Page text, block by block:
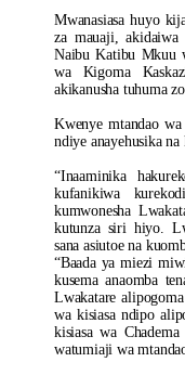
Mwanasiasa huyo
za mauaji,
Naibu Katibu Mkuu
wa Kigoma
akikanusha tuhuma
Kwenye mtandao
ndiye anayehusika
“Inaaminika
kufanikiwa
kumwonesha
kutunza siri hiyo.
sana asiutoe na
“Baada ya miezi
kusema anaomba
Lwakatare
wa kisiasa ndipo
kisiasa wa
watumiaji wa